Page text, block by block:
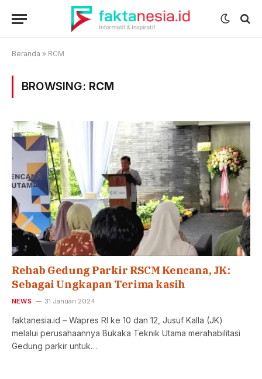
Beranda » RCM
BROWSING: RCM
Rehab Gedung Parkir RSCM Kencana, JK:
Sebagai Ungkapan Terima kasih
NEWS 31 Januari 2024
faktanesia.id – Wapres RI ke 10 dan 12, Jusuf Kalla (JK)
melalui perusahaannya Bukaka Teknik Utama merahabilitasi
Gedung parkir untuk…